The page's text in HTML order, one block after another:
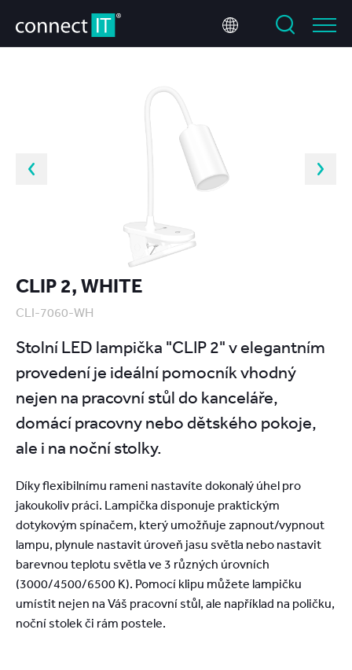
CLIP 2, WHITE
CLI-7060-WH
Stolní LED lampička "CLIP 2" v elegantním
provedení je ideální pomocník vhodný
nejen na pracovní stůl do kanceláře,
domácí pracovny nebo dětského pokoje,
ale i na noční stolky.
Díky flexibilnímu rameni nastavíte dokonalý úhel pro
jakoukoliv práci. Lampička disponuje praktickým
dotykovým spínačem, který umožňuje zapnout/vypnout
lampu, plynule nastavit úroveň jasu světla nebo nastavit
barevnou teplotu světla ve 3 různých úrovních
(3000/4500/6500 K). Pomocí klipu můžete lampičku
umístit nejen na Váš pracovní stůl, ale například na poličku,
noční stolek či rám postele.